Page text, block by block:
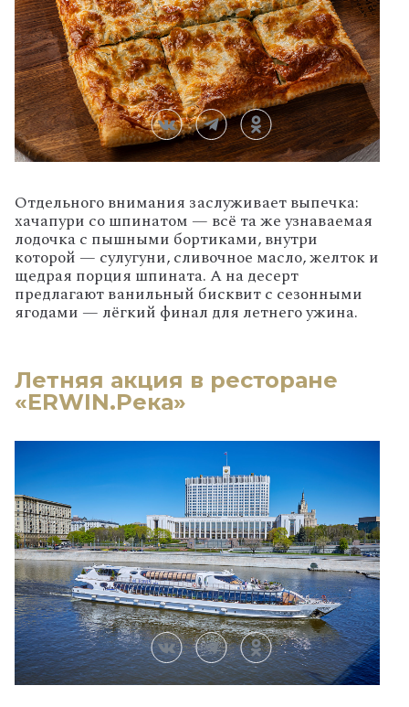
Отдельноговнимания заслуживаетвыпечка:
хачапури сошпинатом — всё тажеузнаваемая
лодочкас пышными бортиками,внутри
которой — сулугуни,сливочное масло,желтоки
щедрая порция шпината.Анадесерт
предлагаютванильный бисквитс сезонными
ягодами — лёгкий финал длялетнегоужина.
Летняя акция в ресторане
«ERWIN.Река»